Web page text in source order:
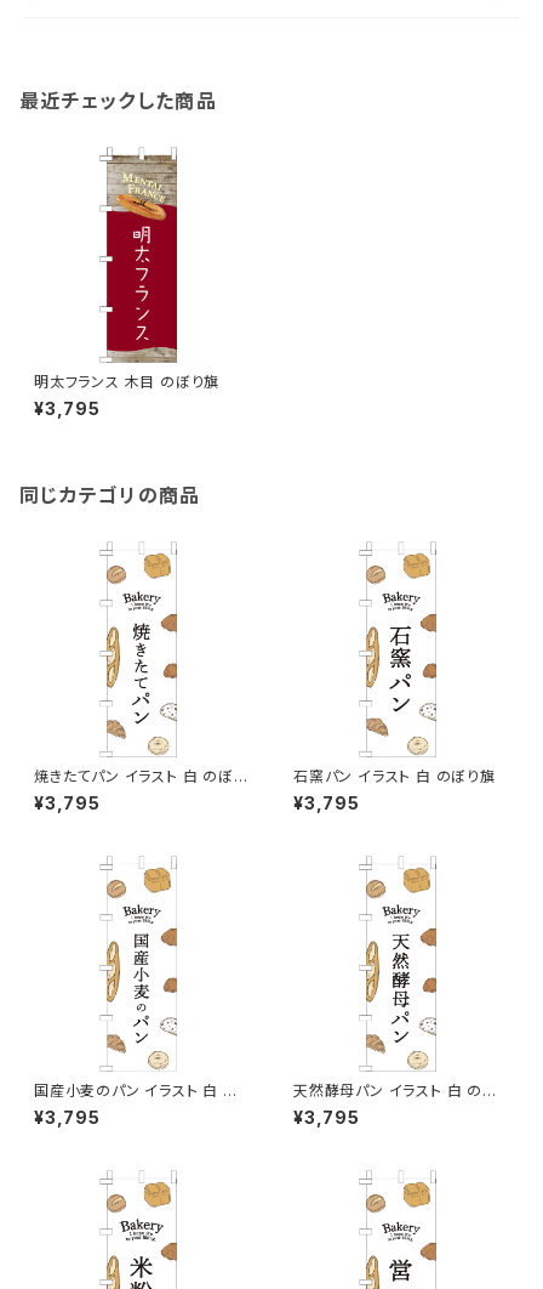
最近チェックした商品
明太フランス 木目 のぼり旗
¥3,795
同じカテゴリの商品
焼きたてパン イラスト 白 のぼり
旗
¥3,795
石窯パン イラスト 白 のぼり旗
¥3,795
国産小麦のパン イラスト 白 の
ぼり旗
¥3,795
天然酵母パン イラスト 白 のぼ
り旗
¥3,795